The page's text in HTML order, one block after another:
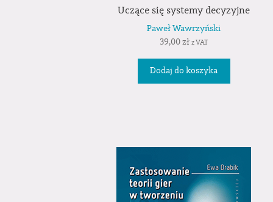
Uczące się systemy decyzyjne
Paweł Wawrzyński
39,00zł z VAT
Dodaj do koszyka